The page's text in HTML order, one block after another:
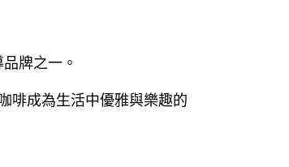
牌之一。
啡成為生活中優雅與樂趣的